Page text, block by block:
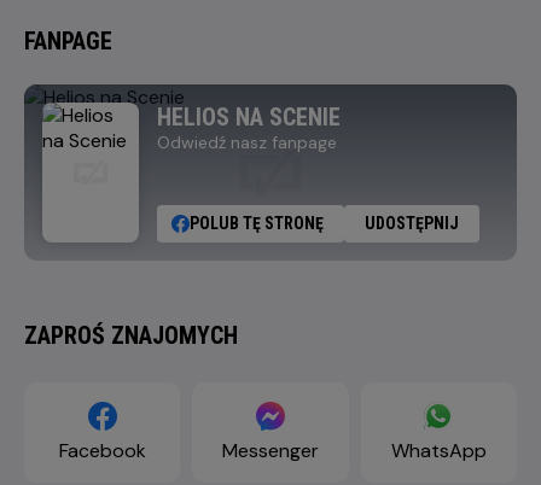
FANPAGE
HELIOS NA SCENIE
Odwiedź nasz fanpage
POLUB TĘ STRONĘ UDOSTĘPNIJ
ZAPROŚ ZNAJOMYCH
Facebook Messenger WhatsApp